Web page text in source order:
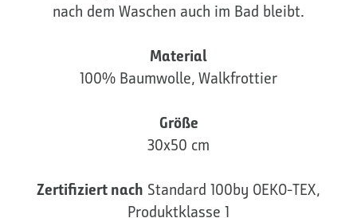
nach dem Waschen auch im Bad bleibt.
Material
100% Baumwolle, Walkfrottier
Größe
30x50 cm
Zertifiziert nach Standard 100by OEKO-TEX,
Produktklasse 1